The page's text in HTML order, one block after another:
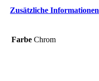
Zusätzliche Informationen
Farbe Chrom